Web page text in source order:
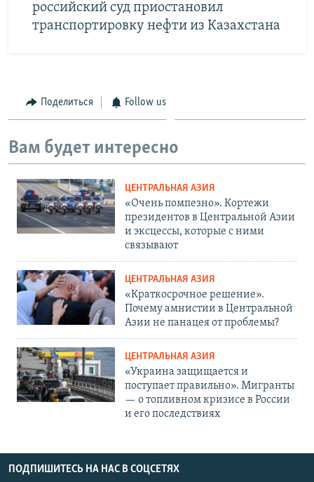
российский суд приостановил
транспортировку нефти из Казахстана
Поделиться Follow us
Вам будет интересно
ЦЕНТРАЛЬНАЯ АЗИЯ
«Очень помпезно». Кортежи
президентов в Центральной Азии
и эксцессы, которые с ними
связывают
ЦЕНТРАЛЬНАЯ АЗИЯ
«Краткосрочное решение».
Почему амнистии в Центральной
Азии не панацея от проблемы?
ЦЕНТРАЛЬНАЯ АЗИЯ
«Украина защищается и
поступает правильно». Мигранты
— о топливном кризисе в России
и его последствиях
ПОДПИШИТЕСЬ НА НАС В СОЦСЕТЯХ